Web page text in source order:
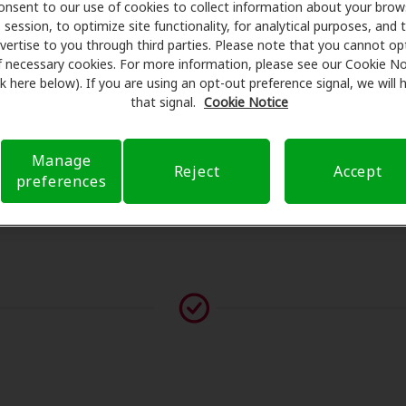
to our use of cookies to collect information about your
session, to optimize site functionality, for analytical purposes, and
to you through third parties. Please note that you cannot
necessary cookies. For more information, please see our Cookie
here below). If you are using an opt-out preference signal, we will
that signal. Cookie Notice
Manage
preferences
Reject Accept
exámenes con profesionales licenciados para
su consulta en Donna Denny, Amplifon Hearing Health
sus gastos de bolsillo y de presentar una
de atención auditiva y liberarlo de preocupaciones con
el seguro y con opciones de pago flexibles cuando
contáctenos si no aparece ningún proveedor en esta